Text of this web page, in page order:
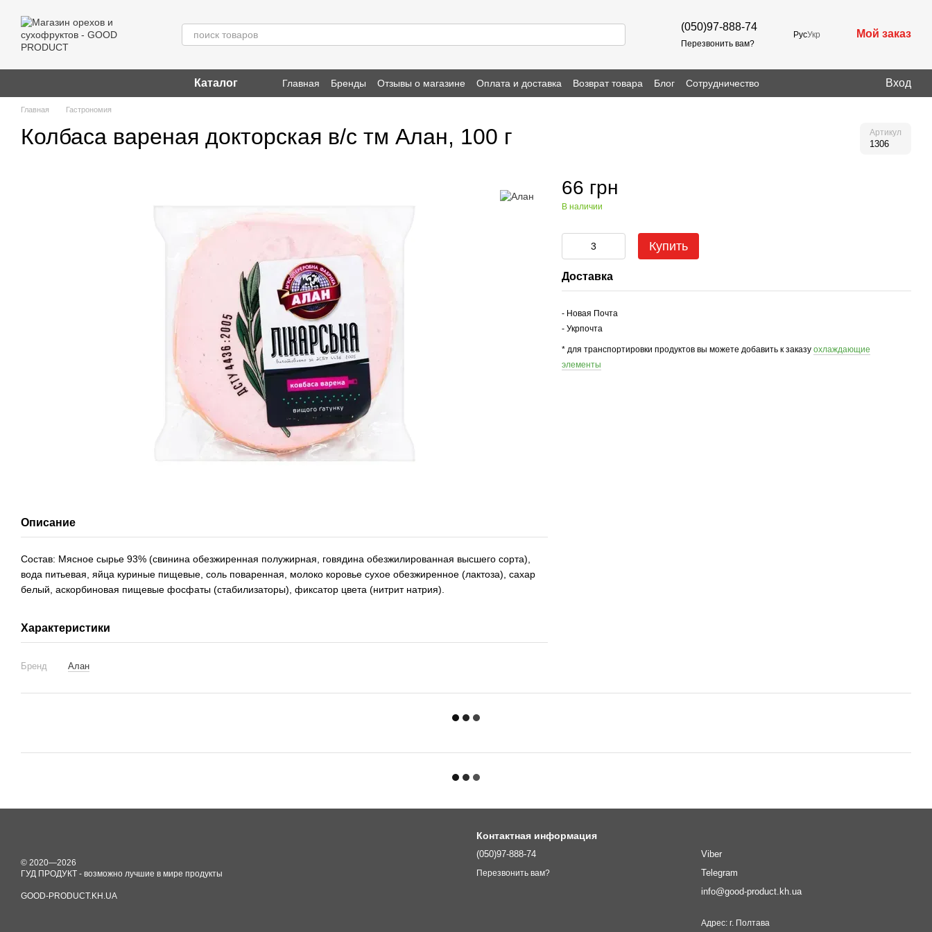
(050)97-888-74
Перезвонить вам?
РусУкр Мой заказ
Каталог Главная Бренды Отзывы о магазине Оплата и доставка Возврат товара Блог Сотрудничество Вход
Главная Гастрономия
Колбаса вареная докторская в/с тм Алан, 100 г Артикул
1306
Описание
Состав: Мясное сырье 93% (свинина обезжиренная полужирная, говядина обезжилированная высшего сорта),
вода питьевая, яйца куриные пищевые, соль поваренная, молоко коровье сухое обезжиренное (лактоза), сахар
белый, аскорбиновая пищевые фосфаты (стабилизаторы), фиксатор цвета (нитрит натрия).
Характеристики
Бренд Алан
66 грн
В наличии
Купить
Доставка
- Новая Почта
- Укрпочта
* для транспортировки продуктов вы можете добавить к заказуохлаждающие
элементы
© 2020—2026
ГУД ПРОДУКТ - возможно лучшие в мире продукты
GOOD-PRODUCT.KH.UA
Контактная информация
(050)97-888-74
Перезвонить вам?
Viber
Telegram
info@good-product.kh.ua
Адрес: г. Полтава